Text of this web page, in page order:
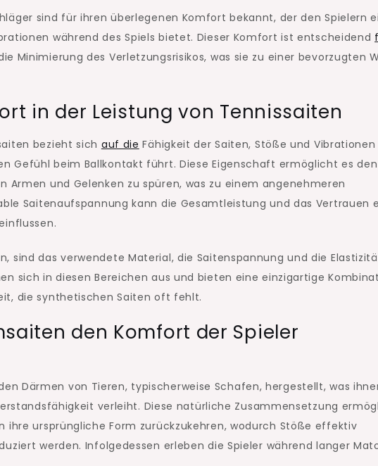
sind für ihren überlegenen Komfort bekannt, der den Spielern
während des Spiels bietet. Dieser Komfort ist entscheidend
Minimierung des Verletzungsrisikos, was sie zu einer bevorzugten
in der Leistung von Tennissaiten
bezieht sich auf die Fähigkeit der Saiten, Stöße und Vibrationen
Gefühl beim Ballkontakt führt. Diese Eigenschaft ermöglicht es den
Armen und Gelenken zu spüren, was zu einem angenehmeren
Saitenaufspannung kann die Gesamtleistung und das Vertrauen
sind das verwendete Material, die Saitenspannung und die
sich in diesen Bereichen aus und bieten eine einzigartige
die synthetischen Saiten oft fehlt.
den Komfort der Spieler
Därmen von Tieren, typischerweise Schafen, hergestellt, was
verleiht. Diese natürliche Zusammensetzung
ihre ursprüngliche Form zurückzukehren, wodurch Stöße effektiv
werden. Infolgedessen erleben die Spieler während langer